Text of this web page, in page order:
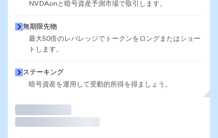
NVDAonと暗号資産予測市場で取引します。
無期限先物
最大50倍のレバレッジでトークンをロングまたはショー
トします。
ステーキング
暗号資産を運用して受動的所得を得ましょう。